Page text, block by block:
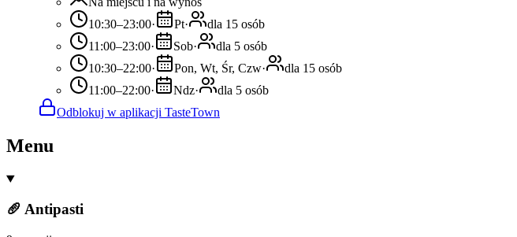
10:30–23:00· Pt·
dla 15 osób
11:00–23:00· Sob·
dla 5 osób
10:30–22:00· Pon, Wt, Śr, Czw·
dla 15 osób
11:00–22:00· Ndz·
dla 5 osób
Odblokuj w aplikacji TasteTown
Menu
🥖 Antipasti